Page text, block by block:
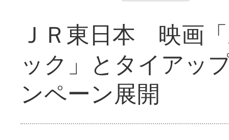
ＪＲ東日本 映画
ック」とタイアッ
ンペーン展開